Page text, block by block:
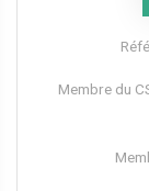
Membre du